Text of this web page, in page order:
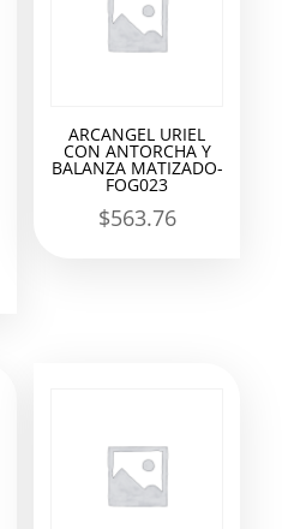
ARCANGEL URIEL
CON ANTORCHA Y
BALANZA MATIZADO-
FOG023
$563.76